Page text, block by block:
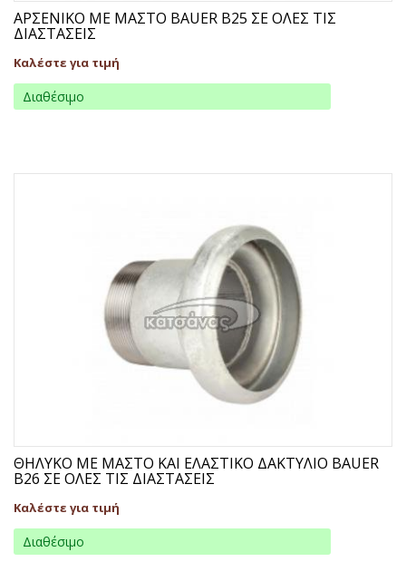
ΑΡΣΕΝΙΚΟ ΜΕ ΜΑΣΤΟ BAUER B25 ΣΕ ΟΛΕΣ ΤΙΣ
ΔΙΑΣΤΑΣΕΙΣ
Καλέστε για τιμή
Διαθέσιμο
ΘΗΛΥΚΟ ΜΕ ΜΑΣΤΟ ΚΑΙ ΕΛΑΣΤΙΚΟ ΔΑΚΤΥΛΙΟ BAUER
B26 ΣΕ ΟΛΕΣ ΤΙΣ ΔΙΑΣΤΑΣΕΙΣ
Καλέστε για τιμή
Διαθέσιμο